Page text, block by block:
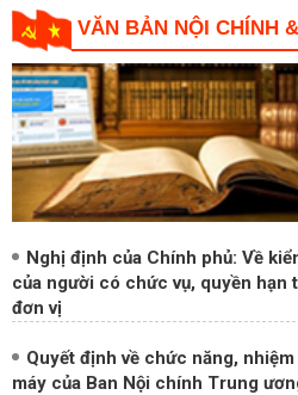
Nghị định của Chính phủ: Về
đơn vị
Quyết định về chức năng, nhiệm
Quy định số 211-QĐ/TW ngày